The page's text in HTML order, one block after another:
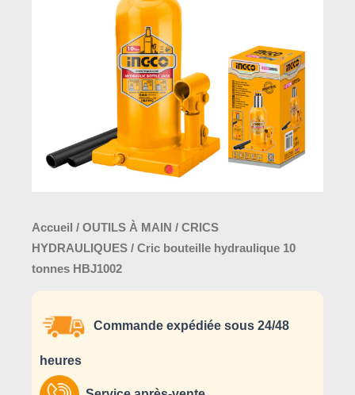
Accueil / OUTILS À MAIN / CRICS
HYDRAULIQUES / Cric bouteille hydraulique 10
tonnes HBJ1002
Commande expédiée sous 24/48
heures